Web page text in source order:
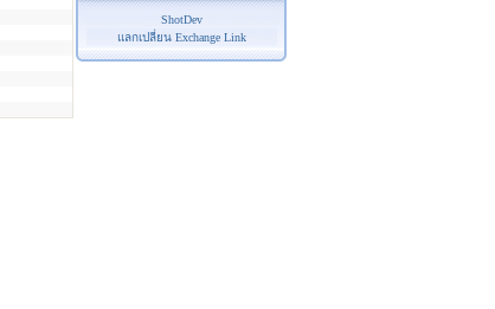
ShotDev
แลกเปลี่ยน Exchange Link